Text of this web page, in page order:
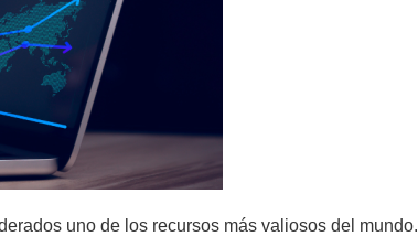
uno de los recursos más valiosos del mundo.